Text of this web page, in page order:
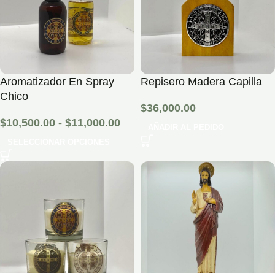
Aromatizador En Spray
Chico
$10,500.00 - $11,000.00
Repisero Madera Capilla
$36,000.00